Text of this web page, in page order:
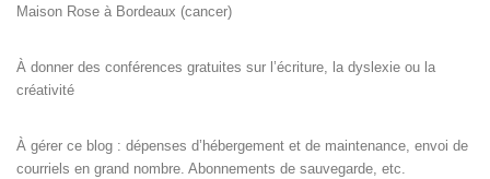
Maison Rose à Bordeaux (cancer)
À donner des conférences gratuites sur l’écriture, la dyslexie ou la
créativité
À gérer ce blog : dépenses d’hébergement et de maintenance, envoi de
courriels en grand nombre. Abonnements de sauvegarde, etc.